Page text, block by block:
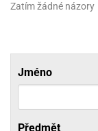
Zatím žádné názory
Jméno
Předmět